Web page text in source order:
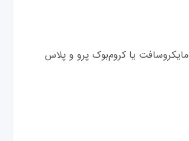
سرفیس پرو 4 مایکروسافت یا کروم‌بوک پرو و پلاس